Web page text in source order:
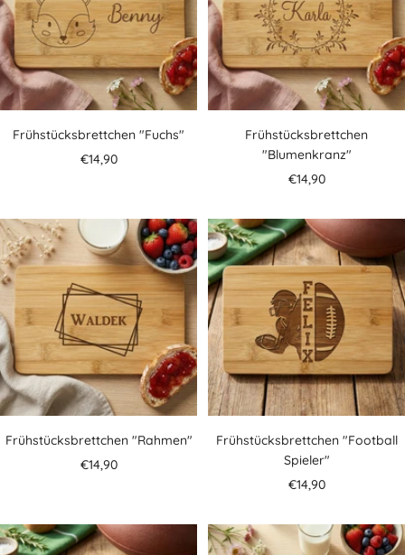
Frühstücksbrettchen "Fuchs"
Angebotspreis
€14,90
Frühstücksbrettchen
"Blumenkranz"
Angebotspreis
€14,90
Frühstücksbrettchen "Rahmen"
Angebotspreis
€14,90
Frühstücksbrettchen "Football
Spieler"
Angebotspreis
€14,90